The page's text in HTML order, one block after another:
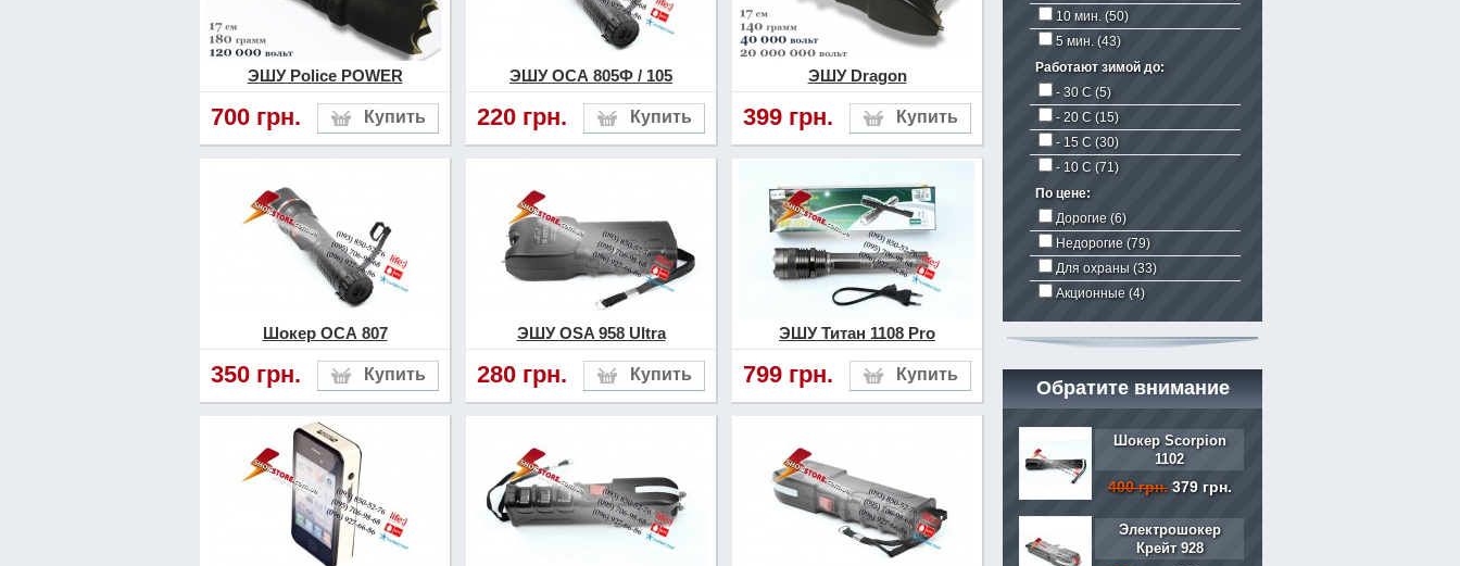
10 мин. (50)
5 мин. (43)
Работают зимой до:
- 30 C (5)
- 20 C (15)
- 15 C (30)
- 10 С (71)
По цене:
Дорогие (6)
Недорогие (79)
Для охраны (33)
Акционные (4)
Обратите внимание
Шокер Scorpion
1102
400 грн. 379 грн.
Электрошокер
Крейт 928
ЭШУ Police POWER
700 грн.
ЭШУ ОСА 805Ф / 105
220 грн.
ЭШУ Dragon
399 грн.
Шокер ОСА 807
350 грн.
ЭШУ OSA 958 Ultra
280 грн.
ЭШУ Титан 1108 Pro
799 грн.